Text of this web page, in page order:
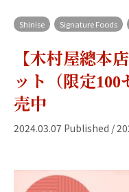
Shinise Signature Foods
【木村屋總本
ット（限定
売中
2024.03.07 Published /